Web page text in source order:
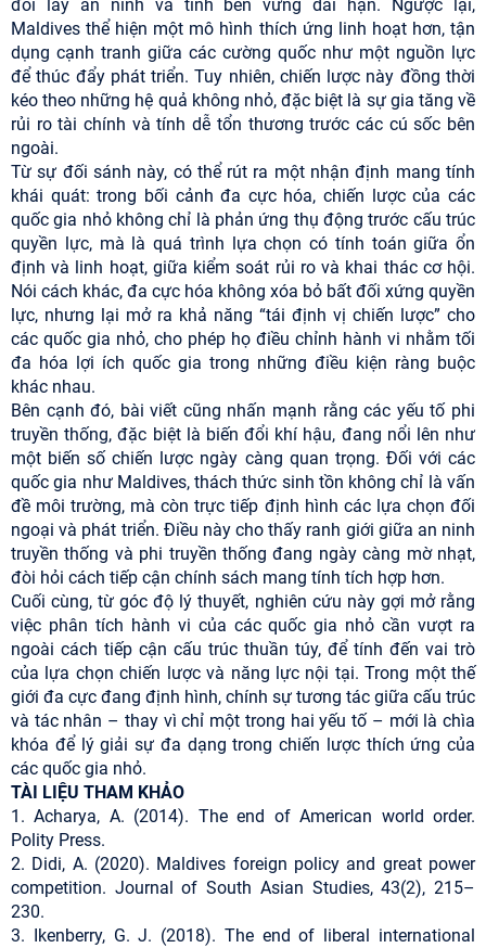
đổi lấy an ninh và tính bền vững dài hạn. Ngược lại,
Maldives thể hiện một mô hình thích ứng linh hoạt hơn, tận
dụng cạnh tranh giữa các cường quốc như một nguồn lực
để thúc đẩy phát triển. Tuy nhiên, chiến lược này đồng thời
kéo theo những hệ quả không nhỏ, đặc biệt là sự gia tăng về
rủi ro tài chính và tính dễ tổn thương trước các cú sốc bên
ngoài.
Từ sự đối sánh này, có thể rút ra một nhận định mang tính
khái quát: trong bối cảnh đa cực hóa, chiến lược của các
quốc gia nhỏ không chỉ là phản ứng thụ động trước cấu trúc
quyền lực, mà là quá trình lựa chọn có tính toán giữa ổn
định và linh hoạt, giữa kiểm soát rủi ro và khai thác cơ hội.
Nói cách khác, đa cực hóa không xóa bỏ bất đối xứng quyền
lực, nhưng lại mở ra khả năng “tái định vị chiến lược” cho
các quốc gia nhỏ, cho phép họ điều chỉnh hành vi nhằm tối
đa hóa lợi ích quốc gia trong những điều kiện ràng buộc
khác nhau.
Bên cạnh đó, bài viết cũng nhấn mạnh rằng các yếu tố phi
truyền thống, đặc biệt là biến đổi khí hậu, đang nổi lên như
một biến số chiến lược ngày càng quan trọng. Đối với các
quốc gia như Maldives, thách thức sinh tồn không chỉ là vấn
đề môi trường, mà còn trực tiếp định hình các lựa chọn đối
ngoại và phát triển. Điều này cho thấy ranh giới giữa an ninh
truyền thống và phi truyền thống đang ngày càng mờ nhạt,
đòi hỏi cách tiếp cận chính sách mang tính tích hợp hơn.
Cuối cùng, từ góc độ lý thuyết, nghiên cứu này gợi mở rằng
việc phân tích hành vi của các quốc gia nhỏ cần vượt ra
ngoài cách tiếp cận cấu trúc thuần túy, để tính đến vai trò
của lựa chọn chiến lược và năng lực nội tại. Trong một thế
giới đa cực đang định hình, chính sự tương tác giữa cấu trúc
và tác nhân – thay vì chỉ một trong hai yếu tố – mới là chìa
khóa để lý giải sự đa dạng trong chiến lược thích ứng của
các quốc gia nhỏ.
TÀI LIỆU THAM KHẢO
1. Acharya, A. (2014). The end of American world order.
Polity Press.
2. Didi, A. (2020). Maldives foreign policy and great power
competition. Journal of South Asian Studies, 43(2), 215–
230.
3. Ikenberry, G. J. (2018). The end of liberal international